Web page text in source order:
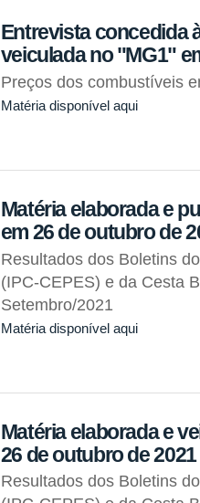
Entrevista concedida
veiculada no "MG1"
Preços dos combustíveis
Matéria disponível aqui
Matéria elaborada e
em 26 de outubro de
Resultados dos Boletins
(IPC-CEPES) e da Cesta
Setembro/2021
Matéria disponível aqui
Matéria elaborada e
26 de outubro de 2021
Resultados dos Boletins